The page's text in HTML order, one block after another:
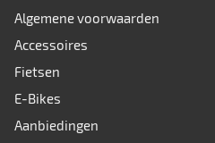
Algemene voorwaarden
Accessoires
Fietsen
E-Bikes
Aanbiedingen